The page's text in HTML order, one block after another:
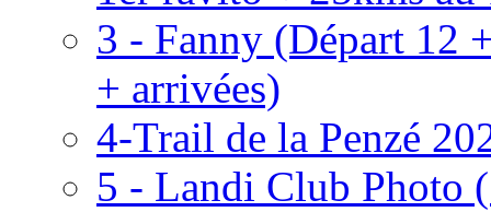
3 - Fanny (Départ 12
+ arrivées)
4-Trail de la Penzé
5 - Landi Club Photo